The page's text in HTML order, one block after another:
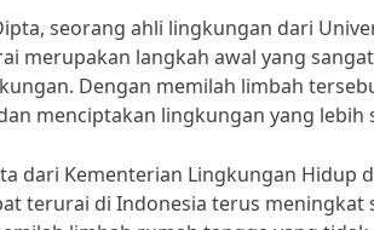
seorang ahli lingkungan dari
merupakan langkah awal yang
Dengan memilah limbah
menciptakan lingkungan yang lebih
dari Kementerian Lingkungan Hidup
terurai di Indonesia terus meningkat